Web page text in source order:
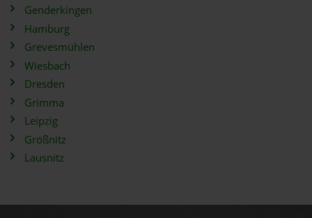
Genderkingen
Hamburg
Grevesmühlen
Wiesbach
Dresden
Grimma
Leipzig
Größnitz
Lausnitz